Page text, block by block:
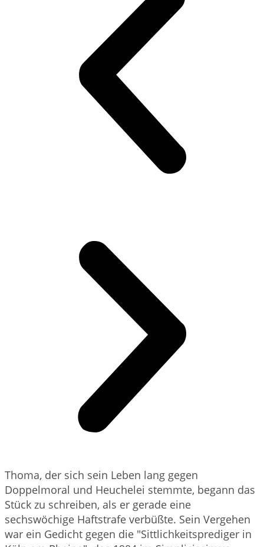
Thoma, der sich sein Leben lang gegen
Doppelmoral und Heuchelei stemmte, begann das
Stück zu schreiben, als er gerade eine
sechswöchige Haftstrafe verbüßte. Sein Vergehen
war ein Gedicht gegen die "Sittlichkeitsprediger in